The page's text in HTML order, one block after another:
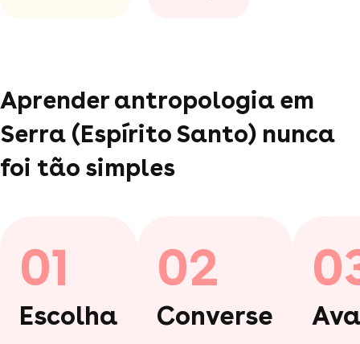
Aprender antropologia em
Serra (Espírito Santo) nunca
foi tão simples
01
Escolha
02
Converse